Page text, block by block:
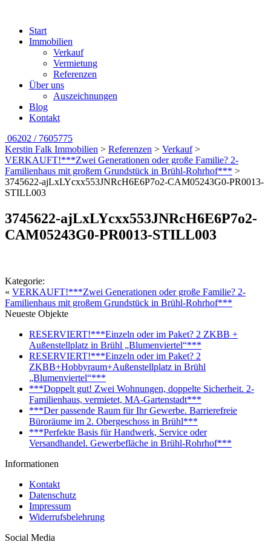
Start
Immobilien
Verkauf
Vermietung
Referenzen
Über uns
Auszeichnungen
Blog
Kontakt
06202 / 7605775
Kerstin Falk Immobilien > Referenzen > Verkauf>
VERKAUFT!***Zwei Generationen oder große Familie? 2-
Familienhaus mit großem Grundstück in Brühl-Rohrhof*** >
3745622-ajLxLYcxx553JNRcH6E6P7o2-CAM05243G0-PR0013-
STILL003
3745622-ajLxLYcxx553JNRcH6E6P7o2-
CAM05243G0-PR0013-STILL003
Kategorie:
« VERKAUFT!***Zwei Generationen oder große Familie? 2-
Familienhaus mit großem Grundstück in Brühl-Rohrhof***
Neueste Objekte
RESERVIERT!***Einzeln oder im Paket? 2 ZKBB +
Außenstellplatz in Brühl „Blumenviertel“***
RESERVIERT!***Einzeln oder im Paket? 2
ZKBB+Hobbyraum+Außenstellplatz in Brühl
„Blumenviertel“***
***Doppelt gut! Zwei Wohnungen, doppelte Sicherheit. 2-
Familienhaus, vermietet, MA-Gartenstadt***
***Der passende Raum für Ihr Gewerbe. Barrierefreie
Büroräume im 2. Obergeschoss in Brühl***
***Perfekte Basis für Handwerk, Service oder
Versandhandel. Gewerbefläche in Brühl-Rohrhof***
Informationen
Kontakt
Datenschutz
Impressum
Widerrufsbelehrung
Social Media